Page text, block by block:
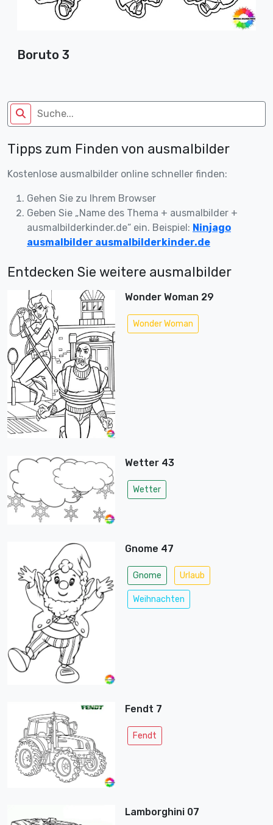
Boruto 3
Tipps zum Finden von ausmalbilder
Kostenlose ausmalbilder online schneller finden:
Gehen Sie zu Ihrem Browser
Geben Sie „Name des Thema + ausmalbilder +
ausmalbilderkinder.de“ ein. Beispiel: Ninjago
ausmalbilder ausmalbilderkinder.de
Entdecken Sie weitere ausmalbilder
Wonder Woman 29
Wonder Woman
Wetter 43
Wetter
Gnome 47
Gnome Urlaub
Weihnachten
Fendt 7
Fendt
Lamborghini 07